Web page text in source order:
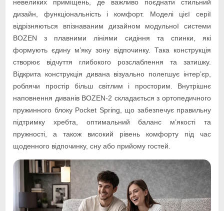
невеликих приміщень, де важливо поєднати стильний
дизайн, функціональність і комфорт. Моделі цієї серії
відрізняються впізнаваним дизайном модульної системи
BOZEN з плавними лініями сидіння та спинки, які
формують єдину м’яку зону відпочинку. Така конструкція
створює відчуття глибокого розслаблення та затишку.
Відкрита конструкція дивана візуально полегшує інтер’єр,
роблячи простір більш світлим і просторим. Внутрішнє
наповнення диванів BOZEN-2 складається з ортопедичного
пружинного блоку Pocket Spring, що забезпечує правильну
підтримку хребта, оптимальний баланс м’якості та
пружності, а також високий рівень комфорту під час
щоденного відпочинку, сну або прийому гостей.